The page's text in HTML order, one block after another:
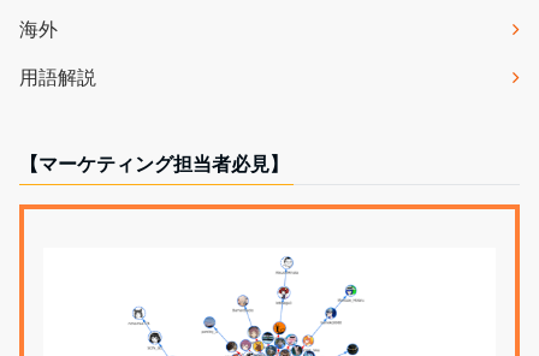
海外
用語解説
【マーケティング担当者必見】